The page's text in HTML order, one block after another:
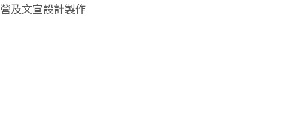
及文宣設計製作